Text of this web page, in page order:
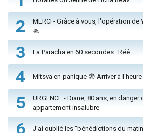
2
MERCI - Grâce à vous, l'opération de
🙏
3 La Paracha en 60 secondes : Réé
4 Mitsva en panique 😨 Arriver à l'heure
5
URGENCE - Diane, 80 ans, en danger
appartement insalubre
6 J'ai oublié les "bénédictions du